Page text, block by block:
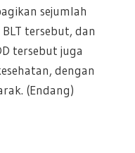
sejumlah
tersebut, dan
tersebut juga
dengan
(Endang)